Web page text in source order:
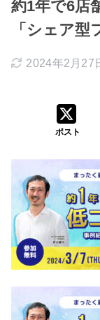
約1年で6店
「シェア
2024年2月27
ポスト